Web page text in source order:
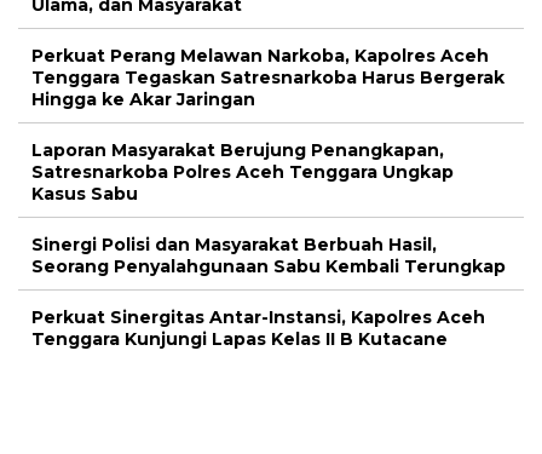
Ulama, dan Masyarakat
Perkuat Perang Melawan Narkoba, Kapolres Aceh
Tenggara Tegaskan Satresnarkoba Harus Bergerak
Hingga ke Akar Jaringan
Laporan Masyarakat Berujung Penangkapan,
Satresnarkoba Polres Aceh Tenggara Ungkap
Kasus Sabu
Sinergi Polisi dan Masyarakat Berbuah Hasil,
Seorang Penyalahgunaan Sabu Kembali Terungkap
Perkuat Sinergitas Antar-Instansi, Kapolres Aceh
Tenggara Kunjungi Lapas Kelas II B Kutacane